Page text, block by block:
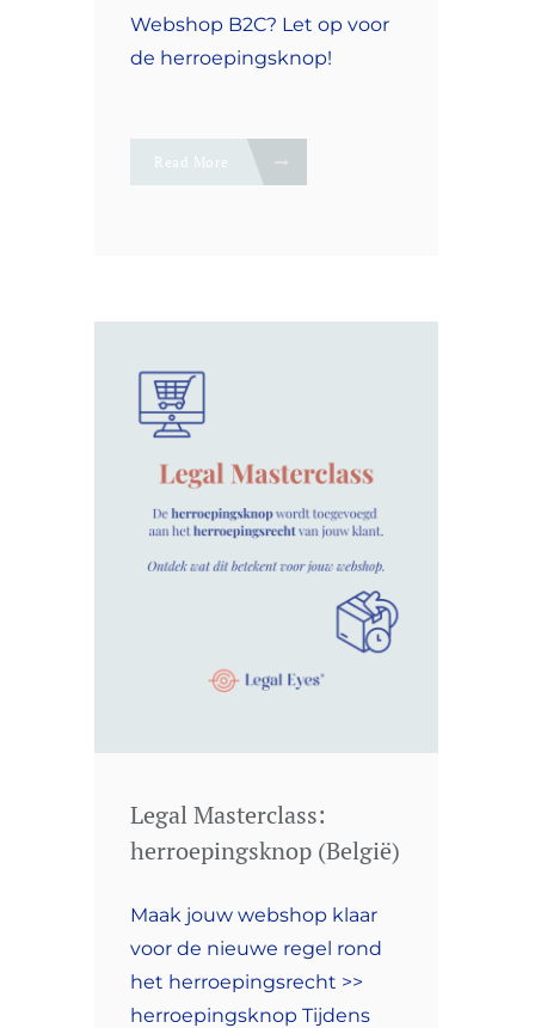
Webshop B2C? Let op voor
de herroepingsknop!
Read More
Legal Masterclass:
herroepingsknop (België)
Maak jouw webshop klaar
voor de nieuwe regel rond
het herroepingsrecht >>
herroepingsknop Tijdens